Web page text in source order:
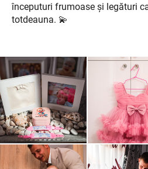
începuturi frumoase și legături
totdeauna. 💫